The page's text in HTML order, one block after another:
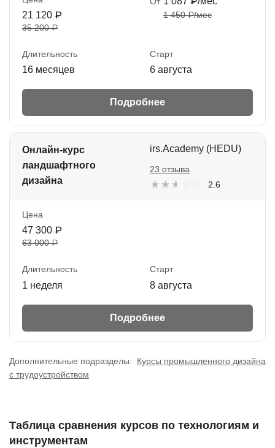
21 120 ₽
35 200 ₽
1 450 ₽/мес
Длительность
16 месяцев
Старт
6 августа
Подробнее
Онлайн-курс
ландшафтного
дизайна
irs.Academy (HEDU)
2.6
23 отзыва
Цена
47 300 ₽
63 000 ₽
Длительность
1 неделя
Старт
8 августа
Подробнее
Дополнительные подразделы:
Курсы промышленного дизайна
с трудоустройством
Таблица сравнения курсов по технологиям и
инструментам